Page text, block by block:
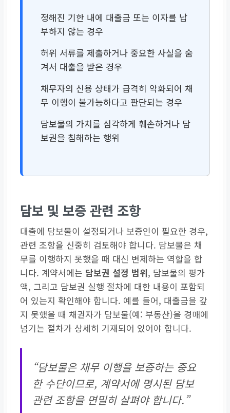
정해진 기한 내에 대출금 또는 이자를 납
부하지 않는 경우
허위 서류를 제출하거나 중요한 사실을 숨
겨서 대출을 받은 경우
채무자의 신용 상태가 급격히 악화되어 채
무 이행이 불가능하다고 판단되는 경우
담보물의 가치를 심각하게 훼손하거나 담
보권을 침해하는 행위
담보 및 보증 관련 조항
대출에 담보물이 설정되거나 보증인이 필요한 경우,
관련 조항을 신중히 검토해야 합니다. 담보물은 채
무를 이행하지 못했을 때 대신 변제하는 역할을 합
니다. 계약서에는 담보권 설정 범위, 담보물의 평가
액, 그리고 담보권 실행 절차에 대한 내용이 포함되
어 있는지 확인해야 합니다. 예를 들어, 대출금을 갚
지 못했을 때 채권자가 담보물(예: 부동산)을 경매에
넘기는 절차가 상세히 기재되어 있어야 합니다.
“담보물은 채무 이행을 보증하는 중요
한 수단이므로, 계약서에 명시된 담보
관련 조항을 면밀히 살펴야 합니다.”